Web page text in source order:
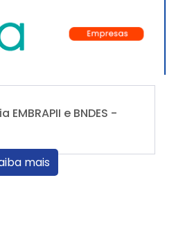
e BNDES -
mais